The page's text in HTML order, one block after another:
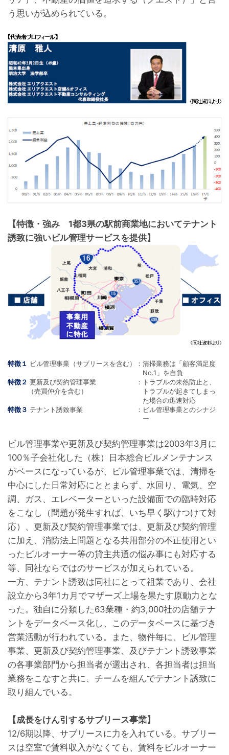
う思いが込められている。
【特徴・強み 1都3県の駅前商業地においてテナント
誘致に強いビル管理サービスを提供】
特徴１ ビル管理事業（サブリースを含む） ： 清掃業務は「顧客満足度
No.1」を自負
特徴２ 更新及び契約管理事業
（売買仲介を含む）
： トラブルの未然防止と、
トラブルが起きてしまっ
た場合の迅速対応
特徴３ テナント誘致事業 ： ビル管理事業とのシナジ
ー
ビル管理事業や更新及び契約管理事業は2003年3月に
100％子会社化した（株）日本総合ビルメンテナンス
がベースになっているが、ビル管理事業では、清掃を
中心にした日常対応にととまらず、水回り、電気、空
調、ガス、エレベーターといった設備面での臨時対応
をこなし（問題が発生すれば、いち早く駆けつけて対
応）、更新及び契約管理事業では、更新及び契約管理
に加え、消防法上問題となる共用部分の不正使用とい
ったビルオーナー等の貸主共通の悩み事にも対応する
等、同社ならではのサービスが加えられている。
一方、テナント誘致は同社にとって祖業であり、会社
設立から3年1カ月でマザーズ上場を果たす原動力とな
った。独自に分類した63業種・約3,000社の店舗テナ
ントをデータベース化し、このデータベースに基づき
営業活動が行われている。また、物件毎に、ビル管理
事業、更新及び契約管理事業、及びテナント誘致事業
の各事業部門から担当者が選出され、各担当者は担当
業務をこなすと共に、チームを組んでテナント誘致に
取り組んでいる。
【成長をけん引するサブリース事業】
12/6期以降、サブリースに力を入れている。サブリー
スは空室で賃料収入がなくても、賃料をビルオーナー